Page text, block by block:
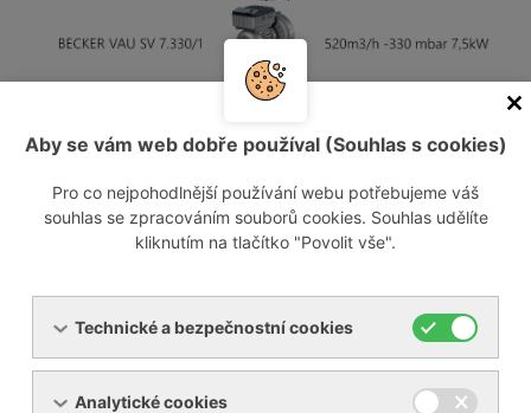
Naše služby:
odpovědnost za návrh vhodného zařízení
zařízení vám dopravíme na místo vašeho určení
v případě nutnosti vám zařízení uvedeme do
převezmeme za Vás provoz zařízení
kalkulace nájemních a přepravních nákladů
Naše požadavky:
Aby se vám web dobře používal (Souhlas s cookies)
Pro co nejpohodlnější používání webu potřebujeme váš
souhlas se zpracováním souborů cookies. Souhlas udělíte
kliknutím na tlačítko "Povolit vše".
Technické a bezpečnostní cookies
Analytické cookies